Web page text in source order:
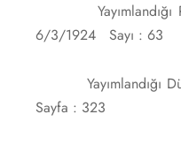
6/3/1924 Sayı : 63
Yayımlandığı
Sayfa : 323